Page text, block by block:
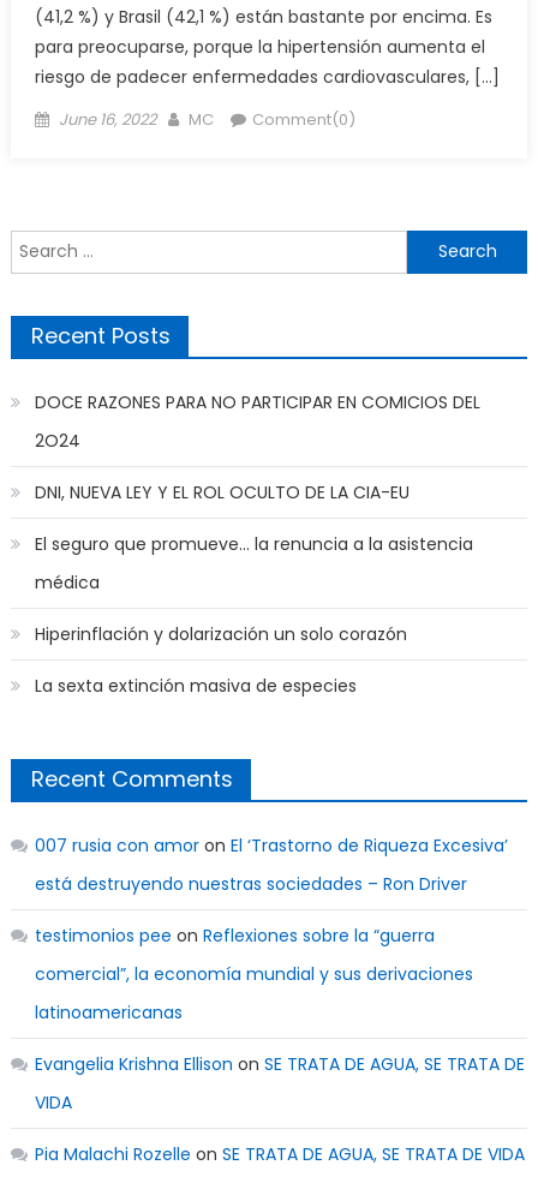
(41,2 %) y Brasil (42,1 %) están bastante por encima. Es
para preocuparse, porque la hipertensión aumenta el
riesgo de padecer enfermedades cardiovasculares, […]
Posted
June 16, 2022 Author
MC Comment(0)
Search
for:
Recent Posts
DOCE RAZONES PARA NO PARTICIPAR EN COMICIOS DEL
2O24
DNI, NUEVA LEY Y EL ROL OCULTO DE LA CIA-EU
El seguro que promueve… la renuncia a la asistencia
médica
Hiperinflación y dolarización un solo corazón
La sexta extinción masiva de especies
Recent Comments
007 rusia con amoron El ‘Trastorno de Riqueza Excesiva’
está destruyendo nuestras sociedades – Ron Driver
testimonios pee on Reflexiones sobre la “guerra
comercial”, la economía mundial y sus derivaciones
latinoamericanas
Evangelia Krishna Ellison on SE TRATA DE AGUA, SE TRATA DE
VIDA
Pia Malachi Rozelle on SE TRATA DE AGUA, SE TRATA DE VIDA